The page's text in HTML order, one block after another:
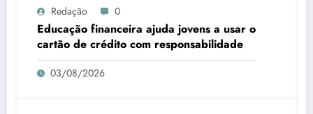
Redação 0
Educação financeira ajuda jovens a usar o
cartão de crédito com responsabilidade
03/08/2026